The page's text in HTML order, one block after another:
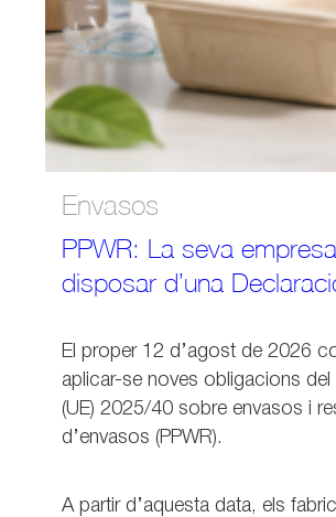
Envasos
PPWR: La seva
disposar d’una
El proper 12 d’agost de 2026
aplicar-se noves obligacions del
(UE) 2025/40 sobre envasos i
d’envasos (PPWR).
A partir d’aquesta data, els